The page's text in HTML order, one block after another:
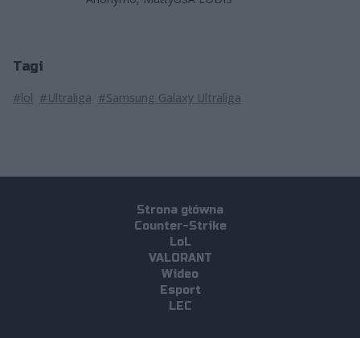
Tagi
#lol #Ultraliga #Samsung Galaxy Ultraliga
Strona główna
Counter-Strike
LoL
VALORANT
Wideo
Esport
LEC